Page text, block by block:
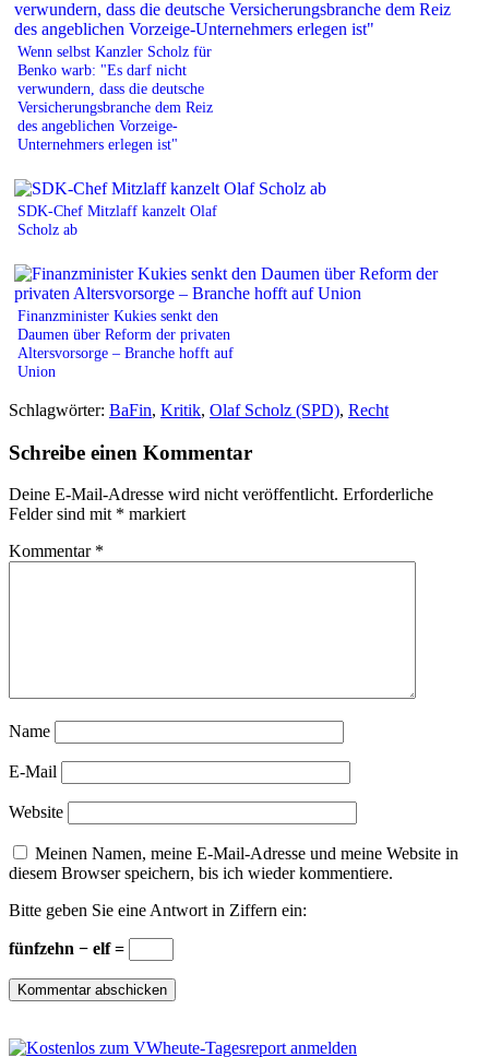
Wenn selbst Kanzler Scholz für
Benko warb: "Es darf nicht
verwundern, dass die deutsche
Versicherungsbranche dem Reiz
des angeblichen Vorzeige-
Unternehmers erlegen ist"
SDK-Chef Mitzlaff kanzelt Olaf
Scholz ab
Finanzminister Kukies senkt den
Daumen über Reform der privaten
Altersvorsorge – Branche hofft auf
Union
Schlagwörter: BaFin, Kritik, Olaf Scholz (SPD), Recht
Schreibe einen Kommentar
Deine E-Mail-Adresse wird nicht veröffentlicht. Erforderliche
Felder sind mit * markiert
Kommentar *
Name
E-Mail
Website
Meinen Namen, meine E-Mail-Adresse und meine Website in
diesem Browser speichern, bis ich wieder kommentiere.
Bitte geben Sie eine Antwort in Ziffern ein:
fünfzehn − elf =